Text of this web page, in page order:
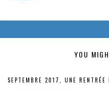
YOU
SEPTEMBRE 2017, UNE RENTRÉE